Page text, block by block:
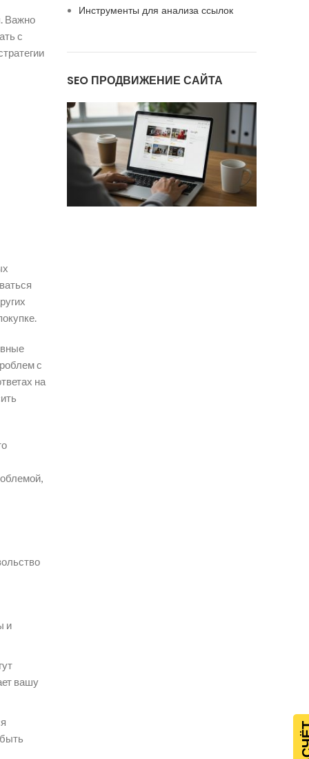
Важно
с
с
на
и
вашу
Инструменты для анализа ссылок
SEO ПРОДВИЖЕНИЕ САЙТА